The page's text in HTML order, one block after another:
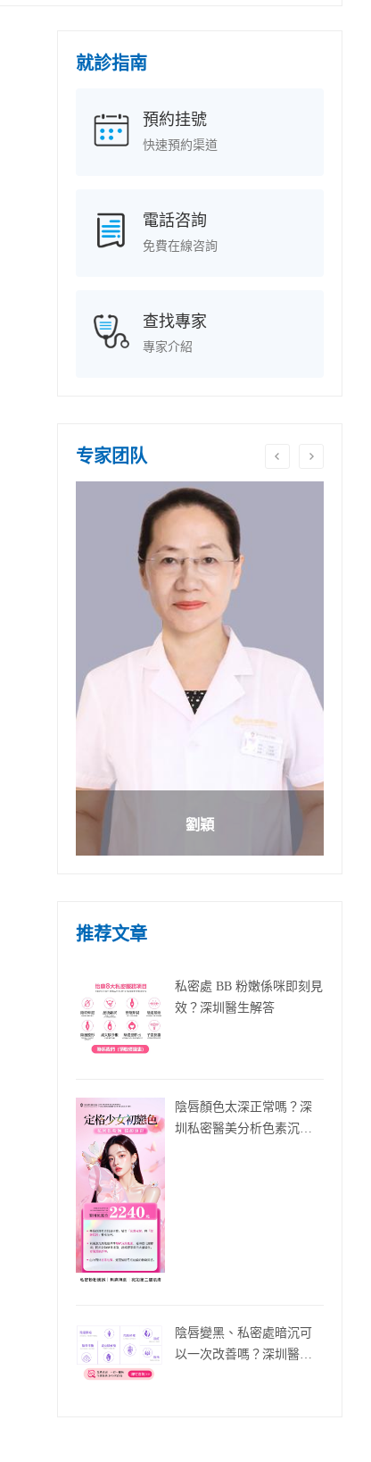
就診指南
預約挂號
快速預約渠道
電話咨詢
免費在線咨詢
查找專家
專家介紹
专家团队
劉穎
推荐文章
私密處 BB 粉嫩係咪即刻見
效？深圳醫生解答
陰唇顏色太深正常嗎？深
圳私密醫美分析色素沉澱
陰唇變黑、私密處暗沉可
以一次改善嗎？深圳醫美